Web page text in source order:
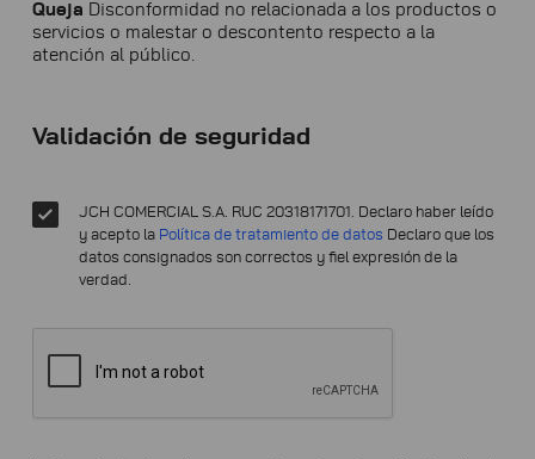
Queja Disconformidad no relacionada a los productos o
servicios o malestar o descontento respecto a la
atención al público.
Validación de seguridad
JCH COMERCIAL S.A. RUC 20318171701. Declaro haber leído
y acepto la Política de tratamiento de datos Declaro que los
datos consignados son correctos y fiel expresión de la
verdad.